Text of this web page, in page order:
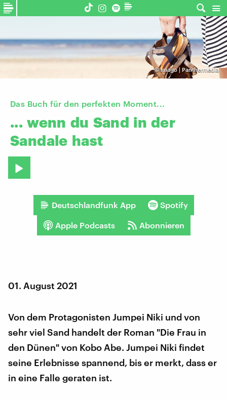
©Imago | Panthermedia
Das Buch für den perfekten Moment...
... wenn du Sand in der
Sandale hast
Deutschlandfunk App Spotify
Apple Podcasts Abonnieren
01. August 2021
Von dem Protagonisten Jumpei Niki und von
sehr viel Sand handelt der Roman "Die Frau in
den Dünen" von Kobo Abe. Jumpei Niki findet
seine Erlebnisse spannend, bis er merkt, dass er
in eine Falle geraten ist.